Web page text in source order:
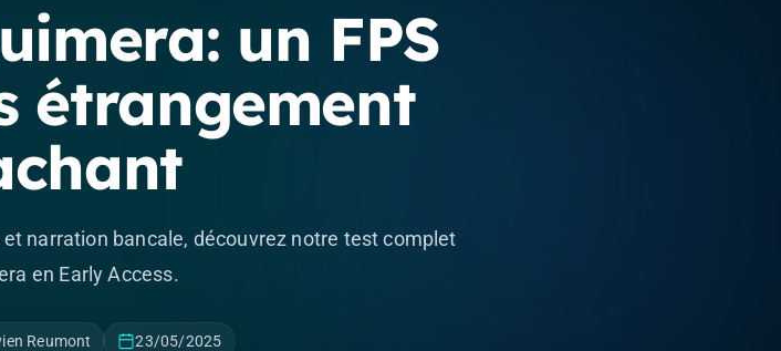
un FPS
étrangement
narration bancale, découvrez notre test complet
en Early Access.
Reumont 23/05/2025